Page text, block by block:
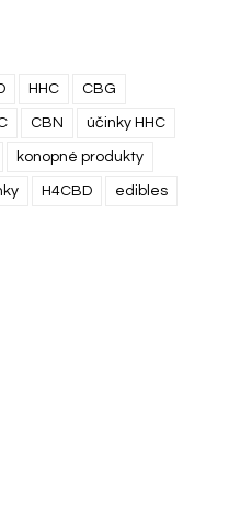
HHC CBG
CBN účinky HHC
konopné produkty
H4CBD edibles